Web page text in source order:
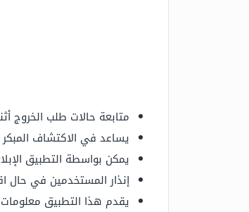
متابعة حالات طلب الخروج
يساعد في الاكتشاف
يمكن بواسطة التطبيق
إنذار المستخدمين في حال
يقدم هذا التطبيق